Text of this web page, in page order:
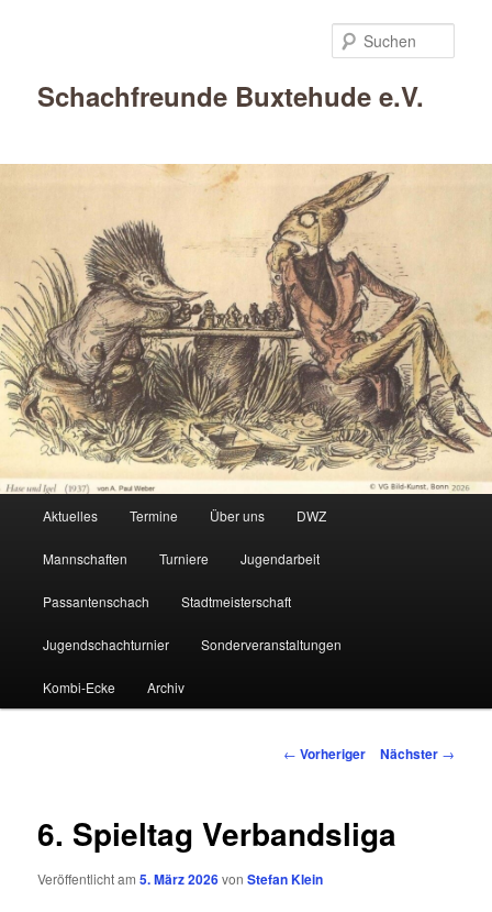
Schachfreunde Buxtehude e.V.
Zum
primären
Inhalt
springen
Aktuelles Termine Über uns DWZ
Mannschaften Turniere Jugendarbeit
Passantenschach Stadtmeisterschaft
Jugendschachturnier Sonderveranstaltungen
Kombi-Ecke Archiv
Beitragsnavigation
← Vorheriger Nächster →
6. Spieltag Verbandsliga
Veröffentlicht am5. März 2026vonStefan Klein